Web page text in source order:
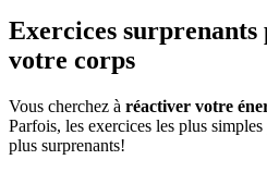
Exercices
votre corps
Vous cherchez à réactiver votre
Parfois, les exercices les plus
plus surprenants!